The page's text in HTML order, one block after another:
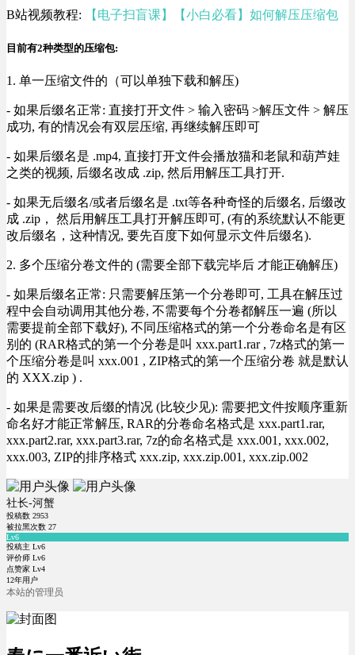
B站视频教程: 【电子扫盲课】【小白必看】如何解压压缩包
目前有2种类型的压缩包:
1. 单一压缩文件的（可以单独下载和解压)
- 如果后缀名正常: 直接打开文件 > 输入密码 >解压文件 > 解压
成功, 有的情况会有双层压缩, 再继续解压即可
- 如果后缀名是 .mp4, 直接打开文件会播放猫和老鼠和葫芦娃
之类的视频, 后缀名改成 .zip, 然后用解压工具打开.
- 如果无后缀名/或者后缀名是 .txt等各种奇怪的后缀名, 后缀改
成 .zip， 然后用解压工具打开解压即可, (有的系统默认不能更
改后缀名，这种情况, 要先百度下如何显示文件后缀名).
2. 多个压缩分卷文件的 (需要全部下载完毕后 才能正确解压)
- 如果后缀名正常: 只需要解压第一个分卷即可, 工具在解压过
程中会自动调用其他分卷, 不需要每个分卷都解压一遍 (所以
需要提前全部下载好), 不同压缩格式的第一个分卷命名是有区
别的 (RAR格式的第一个分卷是叫 xxx.part1.rar , 7z格式的第一
个压缩分卷是叫 xxx.001 , ZIP格式的第一个压缩分卷 就是默认
的 XXX.zip ) .
- 如果是需要改后缀的情况 (比较少见): 需要把文件按顺序重新
命名好才能正常解压, RAR的分卷命名格式是 xxx.part1.rar,
xxx.part2.rar, xxx.part3.rar, 7z的命名格式是 xxx.001, xxx.002,
xxx.003, ZIP的排序格式 xxx.zip, xxx.zip.001, xxx.zip.002
社长-河蟹
投稿数 2953
被拉黑次数 27
Lv6
投稿主 Lv6
评价师 Lv6
点赞家 Lv4
12年用户
本站的管理员